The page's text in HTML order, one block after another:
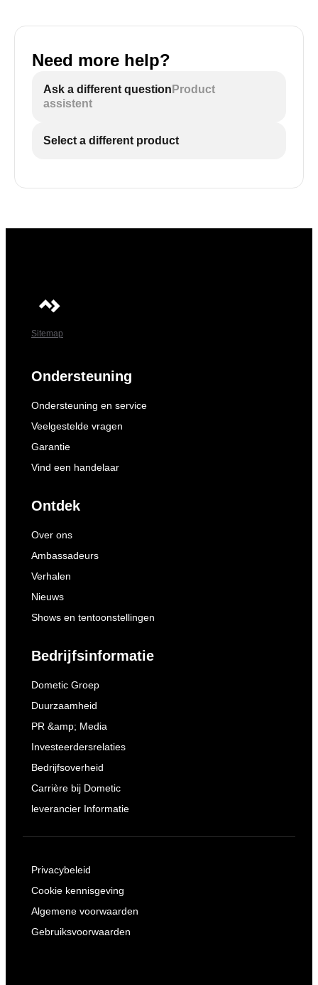
Need more help?
Ask a different question Product
assistent
Select a different product
Sitemap
Ondersteuning
Ondersteuning en service
Veelgestelde vragen
Garantie
Vind een handelaar
Ontdek
Over ons
Ambassadeurs
Verhalen
Nieuws
Shows en tentoonstellingen
Bedrijfsinformatie
Dometic Groep
Duurzaamheid
PR &amp; Media
Investeerdersrelaties
Bedrijfsoverheid
Carrière bij Dometic
leverancier Informatie
Privacybeleid
Cookie kennisgeving
Algemene voorwaarden
Gebruiksvoorwaarden